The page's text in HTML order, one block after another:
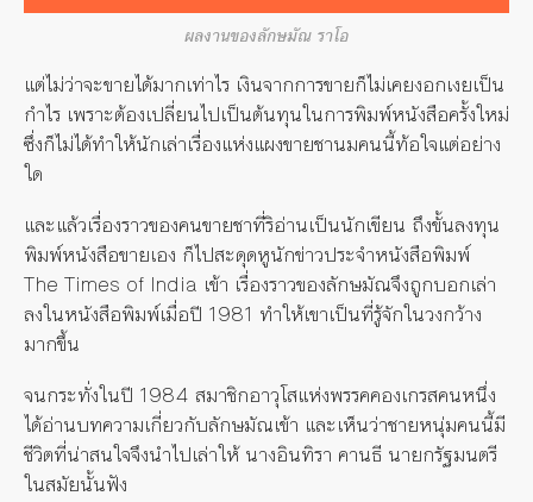
ผลงานของลักษมัณ ราโอ
แต่ไม่ว่าจะขายได้มากเท่าไร เงินจากการขายก็ไม่เคยงอกเงยเป็น
กำไร เพราะต้องเปลี่ยนไปเป็นต้นทุนในการพิมพ์หนังสือครั้งใหม่
ซึ่งก็ไม่ได้ทำให้นักเล่าเรื่องแห่งแผงขายชานมคนนี้ท้อใจแต่อย่าง
ใด
และแล้วเรื่องราวของคนขายชาที่ริอ่านเป็นนักเขียน ถึงขั้นลงทุน
พิมพ์หนังสือขายเอง ก็ไปสะดุดหูนักข่าวประจำหนังสือพิมพ์
The Times of India เข้า เรื่องราวของลักษมัณจึงถูกบอกเล่า
ลงในหนังสือพิมพ์เมื่อปี 1981 ทำให้เขาเป็นที่รู้จักในวงกว้าง
มากขึ้น
จนกระทั่งในปี 1984 สมาชิกอาวุโสแห่งพรรคคองเกรสคนหนึ่ง
ได้อ่านบทความเกี่ยวกับลักษมัณเข้า และเห็นว่าชายหนุ่มคนนี้มี
ชีวิตที่น่าสนใจจึงนำไปเล่าให้ นางอินทิรา คานธี นายกรัฐมนตรี
ในสมัยนั้นฟัง